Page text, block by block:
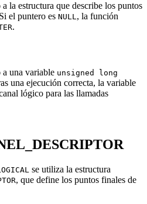
la estructura que describe los puntos
el puntero es NULL, la función
.
a una variable unsigned long
una ejecución correcta, la variable
lógico para las llamadas
se utiliza la estructura
, que define los puntos finales de